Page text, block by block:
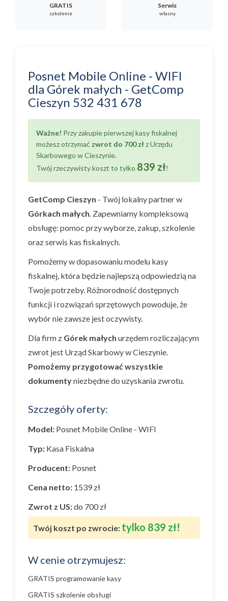
GRATIS
szkolenie
Serwis
własny
Posnet Mobile Online - WIFI
dla Górek małych - GetComp
Cieszyn 532 431 678
Ważne! Przy zakupie pierwszej kasy fiskalnej
możesz otrzymać zwrot do 700 złz Urzędu
Skarbowego w Cieszynie.
Twój rzeczywisty koszt to tylko 839 zł!
GetComp Cieszyn - Twój lokalny partner w
Górkach małych. Zapewniamy kompleksową
obsługę: pomoc przy wyborze, zakup, szkolenie
oraz serwis kas fiskalnych.
Pomożemy w dopasowaniu modelu kasy
fiskalnej, która będzie najlepszą odpowiedzią na
Twoje potrzeby. Różnorodność dostępnych
funkcji i rozwiązań sprzętowych powoduje, że
wybór nie zawsze jest oczywisty.
Dla firm z Górek małych urzędem rozliczającym
zwrot jest Urząd Skarbowy w Cieszynie.
Pomożemy przygotować wszystkie
dokumentyniezbędne do uzyskania zwrotu.
Szczegóły oferty:
Model: Posnet Mobile Online - WIFI
Typ: Kasa Fiskalna
Producent: Posnet
Cena netto: 1539 zł
Zwrot z US:do 700 zł
Twój koszt po zwrocie: tylko 839 zł!
W cenie otrzymujesz:
GRATIS programowanie kasy
GRATIS szkolenie obsługi